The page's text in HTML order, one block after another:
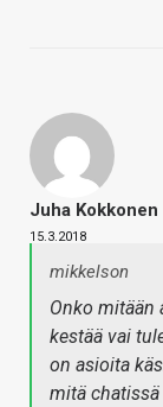
Juha Kokkonen
15.3.2018
mikkelson
Onko mitään
kestää vai
on asioita
mitä